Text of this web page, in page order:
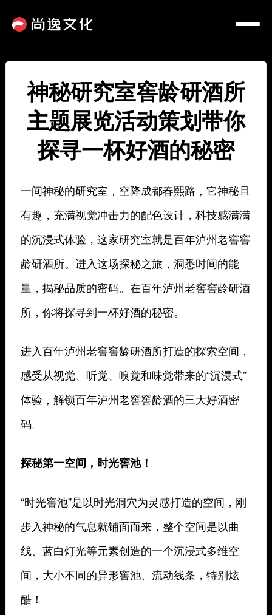
神秘研究室窖龄研酒所
主题展览活动策划带你
探寻一杯好酒的秘密
一间神秘的研究室，空降成都春熙路，它神秘且
有趣，充满视觉冲击力的配色设计，科技感满满
的沉浸式体验，这家研究室就是百年泸州老窖窖
龄研酒所。进入这场探秘之旅，洞悉时间的能
量，揭秘品质的密码。在百年泸州老窖窖龄研酒
所，你将探寻到一杯好酒的秘密。
进入百年泸州老窖窖龄研酒所打造的探索空间，
感受从视觉、听觉、嗅觉和味觉带来的“沉浸式”
体验，解锁百年泸州老窖窖龄酒的三大好酒密
码。
探秘第一空间，时光窖池！
“时光窖池”是以时光洞穴为灵感打造的空间，刚
步入神秘的气息就铺面而来，整个空间是以曲
线、蓝白灯光等元素创造的一个沉浸式多维空
间，大小不同的异形窖池、流动线条，特别炫
酷！